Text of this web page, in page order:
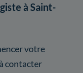
à Saint-
votre
contacter